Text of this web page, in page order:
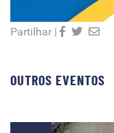
Partilhar |
OUTROS EVENTOS